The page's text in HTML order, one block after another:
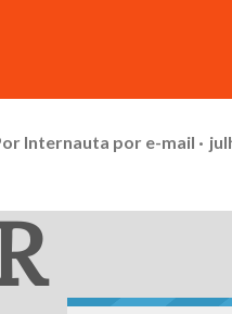
Internauta por e-mail